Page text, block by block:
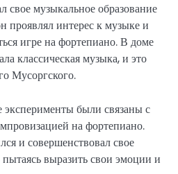
свое музыкальное образование
проявлял интерес к музыке и
игре на фортепиано. В доме
классическая музыка, и это
Мусоргского.
были связаны с
на фортепиано.
и совершенствовал свое
выразить свои эмоции и